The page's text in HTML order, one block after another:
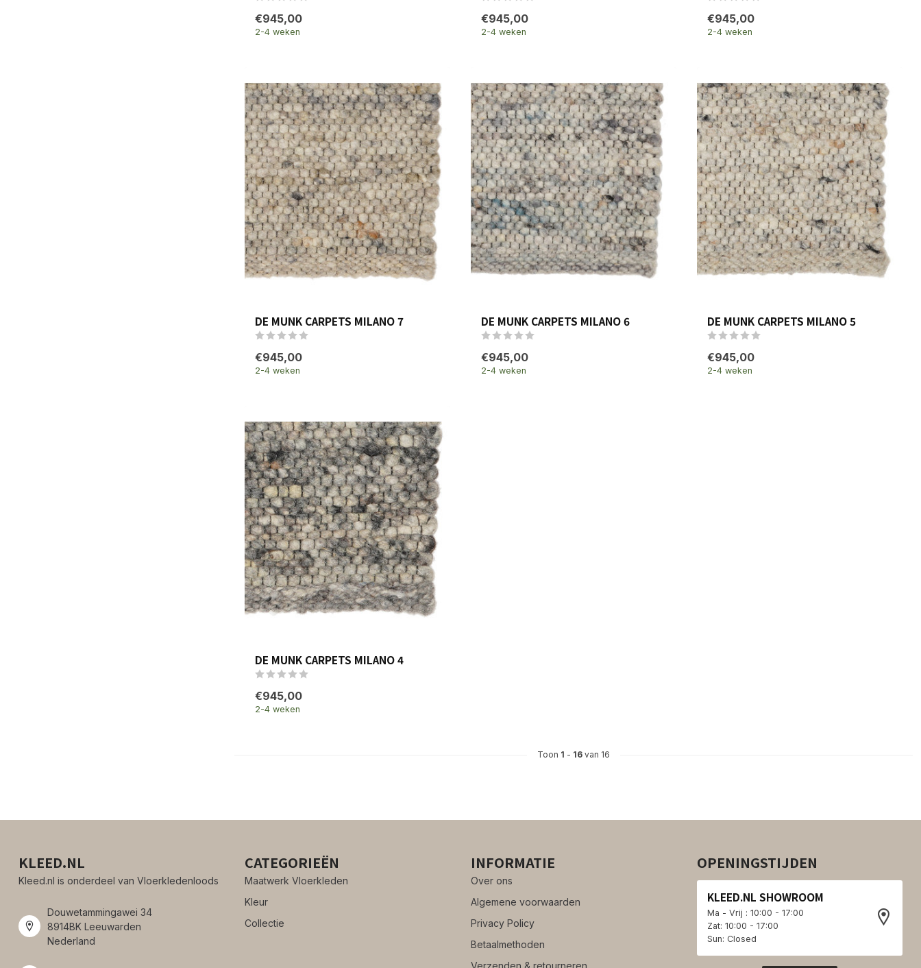
€945,00
2-4 weken
€945,00
2-4 weken
€945,00
2-4 weken
DE MUNK CARPETS MILANO 7
€945,00
2-4 weken
DE MUNK CARPETS MILANO 6
€945,00
2-4 weken
DE MUNK CARPETS MILANO 5
€945,00
2-4 weken
DE MUNK CARPETS MILANO 4
€945,00
2-4 weken
Toon 1 - 16 van 16
KLEED.NL
Kleed.nl is onderdeel van Vloerkledenloods
Douwetammingawei 34
8914BK Leeuwarden
Nederland
CATEGORIEËN
Maatwerk Vloerkleden
Kleur
Collectie
INFORMATIE
Over ons
Algemene voorwaarden
Privacy Policy
Betaalmethoden
Verzenden & retourneren
OPENINGSTIJDEN
KLEED.NL SHOWROOM
Ma - Vrij : 10:00 - 17:00
Zat: 10:00 - 17:00
Sun: Closed